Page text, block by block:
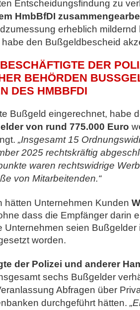
Entscheidungsfindung zu
HmbBfDI
erheblich
den Bußgeldbescheid
DER
BEHÖRDEN
DES HMBBFDI
Bußgeld eingerechnet, habe
von rund 775.000 Euro
„Insgesamt 15
2025 rechtskräftig
waren rechtswidrige
von Mitarbeitenden.“
hätten Unternehmen Kunden
dass die Empfänger darin
Unternehmen seien Bußgelder
worden.
der Polizei und anderer
sechs Bußgelder
Abfragen über
durchgeführt hätten.